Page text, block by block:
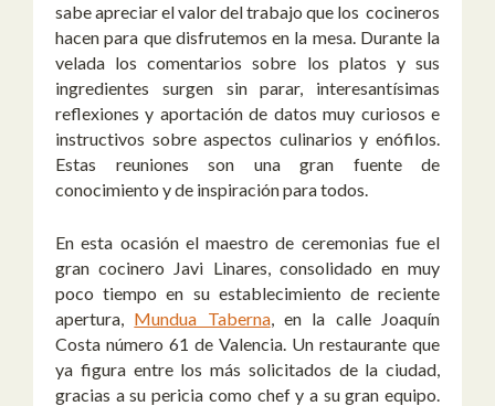
sabe apreciar el valor del trabajo que los cocineros
hacen para que disfrutemos en la mesa. Durante la
velada los comentarios sobre los platos y sus
ingredientes surgen sin parar, interesantísimas
reflexiones y aportación de datos muy curiosos e
instructivos sobre aspectos culinarios y enófilos.
Estas reuniones son una gran fuente de
conocimiento y de inspiración para todos.
En esta ocasión el maestro de ceremonias fue el
gran cocinero Javi Linares, consolidado en muy
poco tiempo en su establecimiento de reciente
apertura, Mundua Taberna, en la calle Joaquín
Costa número 61 de Valencia. Un restaurante que
ya figura entre los más solicitados de la ciudad,
gracias a su pericia como chef y a su gran equipo.